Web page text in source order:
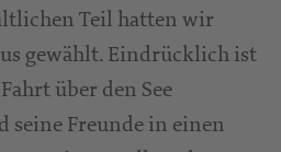
Teil hatten wir
gewählt. Eindrücklich ist
über den See
seine Freunde in einen